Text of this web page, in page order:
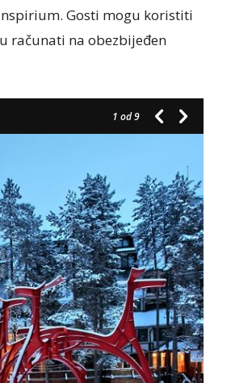
Gosti mogu koristiti
računati na obezbijeđen
1 od 9